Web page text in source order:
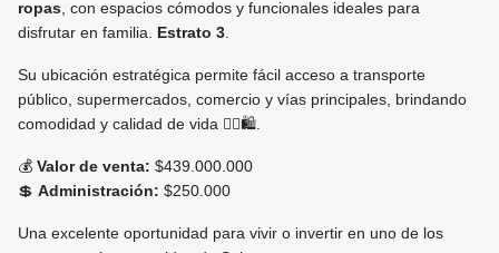
ropas , con espacios cómodos y funcionales ideales para
disfrutar en familia. Estrato 3
Su ubicación estratégica permite fácil acceso a transporte
público, supermercados, comercio y vías principales, brindando
comodidad y calidad de vida 🚶‍♂️🛍️.
💰 Valor de venta: $439.000.000
💲 Administración: $250.000
Una excelente oportunidad para vivir o invertir en uno de los